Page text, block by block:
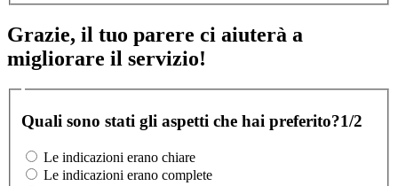
Grazie, il tuo parere ci aiuterà a
migliorare il servizio!
Quali sono stati gli aspetti che hai preferito?1/2
Le indicazioni erano chiare
Le indicazioni erano complete